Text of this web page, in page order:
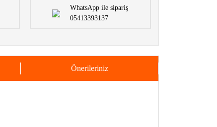
WhatsApp ile sipariş
05413393137
Önerileriniz